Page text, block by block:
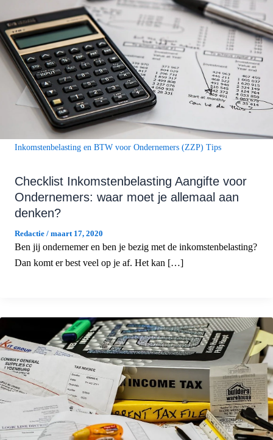
Inkomstenbelasting en BTW voor Ondernemers (ZZP) Tips
Checklist Inkomstenbelasting Aangifte voor
Ondernemers: waar moet je allemaal aan
denken?
Redactie / maart 17, 2020
Ben jij ondernemer en ben je bezig met de inkomstenbelasting?
Dan komt er best veel op je af. Het kan […]